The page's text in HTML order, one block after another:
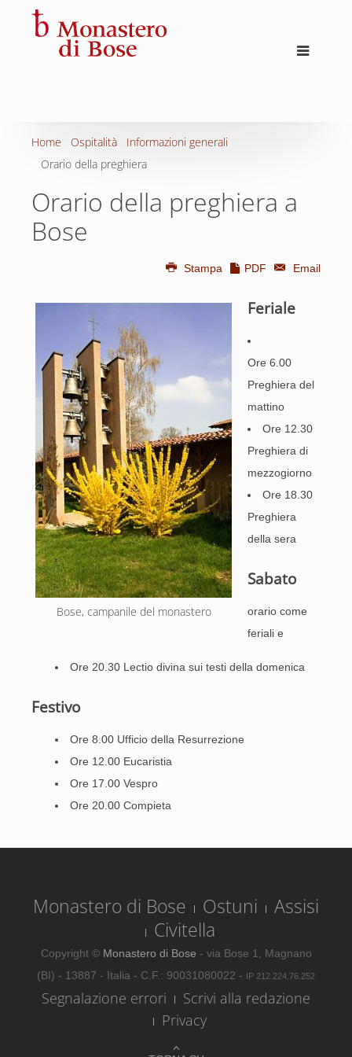
Home Ospitalità
Informazioni generali
Orario della preghiera
Orario della preghiera a
Bose
Stampa PDF Email
Bose, campanile del monastero
Feriale
Ore 6.00
Preghiera del
mattino
Ore 12.30
Preghiera di
mezzogiorno
Ore 18.30
Preghiera
della sera
Sabato
orario come
feriali e
Ore 20.30 Lectio divina sui testi della domenica
Festivo
Ore 8.00 Ufficio della Resurrezione
Ore 12.00 Eucaristia
Ore 17.00 Vespro
Ore 20.00 Compieta
Monastero di Bose Ostuni
Assisi
Civitella
Copyright © Monastero di Bose - via Bose 1, Magnano
(BI) - 13887 - Italia - C.F.: 90031080022 - IP 212.224.76.252
Segnalazione errori
Scrivi alla redazione
Privacy